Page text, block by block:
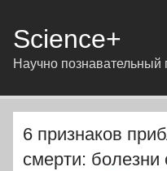
Science+
Научно познавательный
6 признаков
смерти: болезни